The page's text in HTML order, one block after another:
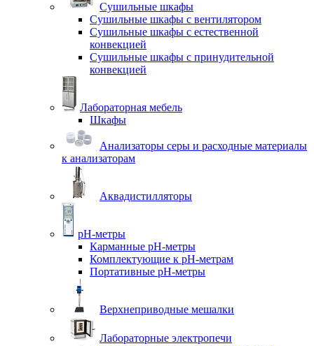
Cушильные шкафы
Сушильные шкафы с вентилятором
Сушильные шкафы с естественной
конвекцией
Сушильные шкафы с принудительной
конвекцией
Лабораторная мебель
Шкафы
Анализаторы серы и расходные материалы
к анализаторам
Аквадистилляторы
pH-метры
Карманные pH-метры
Комплектующие к pH-метрам
Портативные pH-метры
Верхнеприводные мешалки
Лабораторные электропечи